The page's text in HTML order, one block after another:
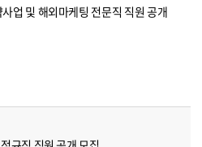
업 및 해외마케팅 전문직 직원 공개